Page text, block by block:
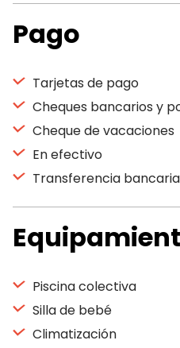
Pago
Tarjetas de pago
Cheques bancarios y
Cheque de vacaciones
En efectivo
Transferencia bancaria
Piscina colectiva
Silla de bebé
Climatización